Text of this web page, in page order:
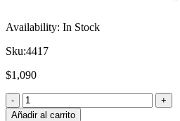
Availability: In Stock
Sku:4417
$1,090
Añadir al carrito